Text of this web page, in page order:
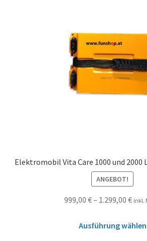
Elektromobil Vita Care 1000 und 2000
ANGEBOT!
999,00 €– 1.299,00 € inkl.
Ausführung wählen